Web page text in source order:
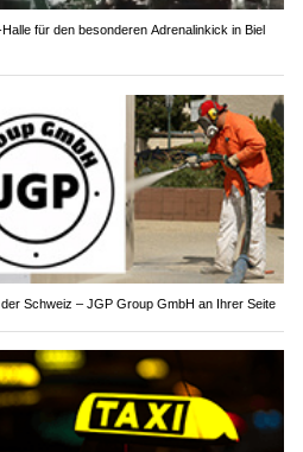
für den besonderen Adrenalinkick in Biel
Schweiz – JGP Group GmbH an Ihrer Seite